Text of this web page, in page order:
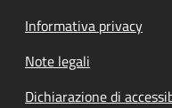
Informativa privacy
Note legali
Dichiarazione di